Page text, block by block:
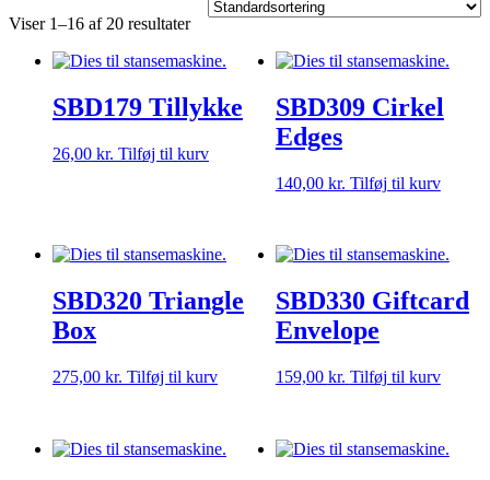
Viser 1–16 af 20 resultater
SBD179 Tillykke
26,00 kr. Tilføj til kurv
SBD309 Cirkel
Edges
140,00 kr. Tilføj til kurv
SBD320 Triangle
Box
275,00 kr. Tilføj til kurv
SBD330 Giftcard
Envelope
159,00 kr. Tilføj til kurv